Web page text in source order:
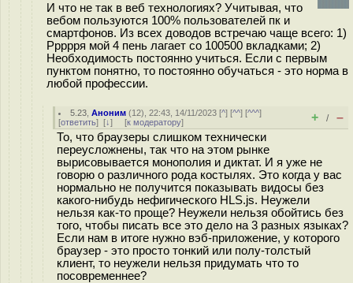
И что не так в веб технологиях? Учитывая, что
вебом пользуются 100% пользователей пк и
смартфонов. Из всех доводов встречаю чаще всего: 1)
Ррррря мой 4 пень лагает со 100500 вкладками; 2)
Необходимость постоянно учиться. Если с первым
пунктом понятно, то постоянно обучаться - это норма в
любой профессии.
5.23 ,Аноним (12), 22:43, 14/11/2023 [^] [^^] [^^^]
[ответить] [↓] [к модератору] + / –
То, что браузеры слишком технически
переусложнены, так что на этом рынке
вырисовывается монополия и диктат. И я уже не
говорю о различного рода костылях. Это когда у вас
нормально не получится показывать видосы без
какого-нибудь нефигического HLS.js. Неужели
нельзя как-то проще? Неужели нельзя обойтись без
того, чтобы писать все это дело на 3 разных языках?
Если нам в итоге нужно вэб-приложение, у которого
браузер - это просто тонкий или полу-толстый
клиент, то неужели нельзя придумать что то
посовременнее?